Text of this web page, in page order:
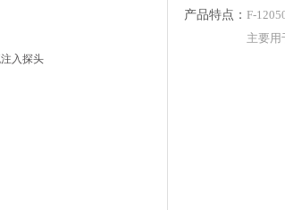
产品特点： F-
主要用